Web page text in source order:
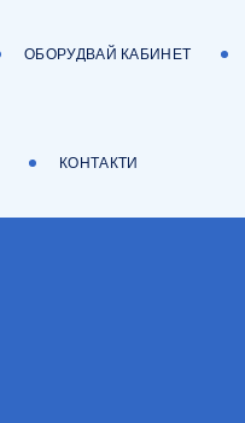
ОБОРУДВАЙ КАБИНЕТ
КОНТАКТИ